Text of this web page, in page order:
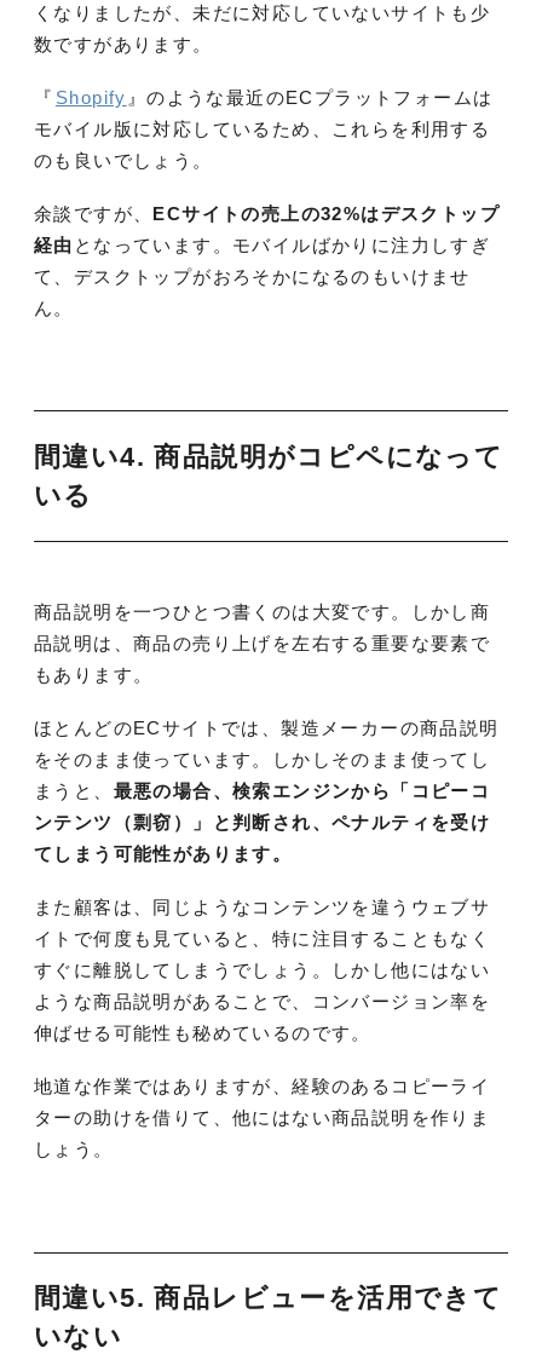
くなりましたが、未だに対応していないサイトも少
数ですがあります。
『 Shopify 』のような最近のECプラットフォームは
モバイル版に対応しているため、これらを利用する
のも良いでしょう。
余談ですが、 ECサイトの売上の32%はデスクトップ
経由 となっています。モバイルばかりに注力しすぎ
て、デスクトップがおろそかになるのもいけませ
ん。
間違い4. 商品説明がコピペになって
いる
商品説明を一つひとつ書くのは大変です。しかし商
品説明は、商品の売り上げを左右する重要な要素で
もあります。
ほとんどのECサイトでは、製造メーカーの商品説明
をそのまま使っています。しかしそのまま使ってし
まうと、 最悪の場合、検索エンジンから「コピーコ
ンテンツ（剽窃）」と判断され、ペナルティを受け
てしまう可能性があります。
また顧客は、同じようなコンテンツを違うウェブサ
イトで何度も見ていると、特に注目することもなく
すぐに離脱してしまうでしょう。しかし他にはない
ような商品説明があることで、コンバージョン率を
伸ばせる可能性も秘めているのです。
地道な作業ではありますが、経験のあるコピーライ
ターの助けを借りて、他にはない商品説明を作りま
しょう。
間違い5. 商品レビューを活用できて
いない